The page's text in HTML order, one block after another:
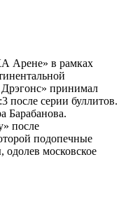
Арене» в рамках
принимал
после серии буллитов.
Барабанова.
после
подопечные
московское